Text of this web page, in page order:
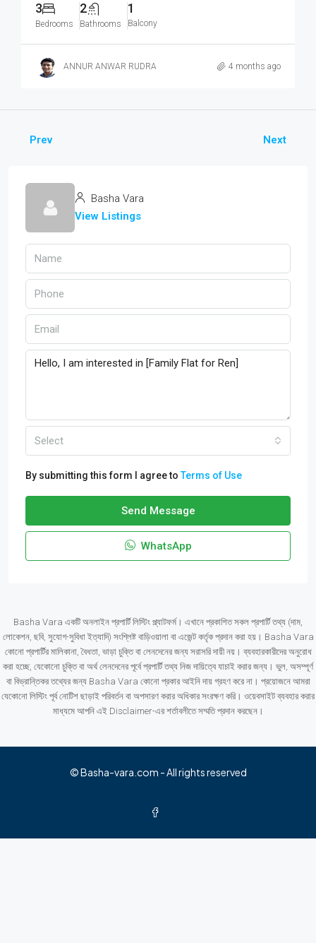
3
Bedrooms
2
Bathrooms
1
Balcony
ANNUR ANWAR RUDRA 4 months ago
Prev Next
Basha Vara
View Listings
Select
By submitting this form I agree toTerms of Use
Send Message
WhatsApp
Basha Vara একটি অনলাইন প্রপার্টি লিস্টিং প্ল্যাটফর্ম। এখানে প্রকাশিত সকল প্রপার্টি তথ্য (দাম,
লোকেশন, ছবি, সুযোগ-সুবিধা ইত্যাদি) সংশ্লিষ্ট বাড়িওয়ালা বা এজেন্ট কর্তৃক প্রদান করা হয়। Basha Vara
কোনো প্রপার্টির মালিকানা, বৈধতা, ভাড়া চুক্তি বা লেনদেনের জন্য সরাসরি দায়ী নয়। ব্যবহারকারীদের অনুরোধ
করা হচ্ছে, যেকোনো চুক্তি বা অর্থ লেনদেনের পূর্বে প্রপার্টি তথ্য নিজ দায়িত্বে যাচাই করার জন্য। ভুল, অসম্পূর্ণ
বা বিভ্রান্তিকর তথ্যের জন্য Basha Vara কোনো প্রকার আইনি দায় গ্রহণ করে না। প্রয়োজনে আমরা
যেকোনো লিস্টিং পূর্ব নোটিশ ছাড়াই পরিবর্তন বা অপসারণ করার অধিকার সংরক্ষণ করি। ওয়েবসাইট ব্যবহার করার
মাধ্যমে আপনি এই Disclaimer-এর শর্তাবলীতে সম্মতি প্রদান করছেন।
© Basha-vara.com - All rights reserved